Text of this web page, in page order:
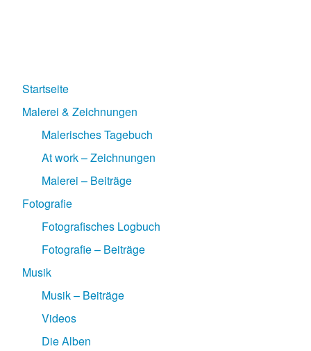
Startseite
Malerei & Zeichnungen
Malerisches Tagebuch
At work – Zeichnungen
Malerei – Beiträge
Fotografie
Fotografisches Logbuch
Fotografie – Beiträge
Musik
Musik – Beiträge
Videos
Die Alben